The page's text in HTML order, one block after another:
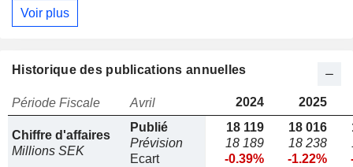
Voir plus
Historique des publications annuelles
Période Fiscale Avril 2024 2025
Chiffre d'affaires
Millions SEK
Publié
Prévision
Ecart
18 119
18 189
-0.39%
18 016
18 238
-1.22%